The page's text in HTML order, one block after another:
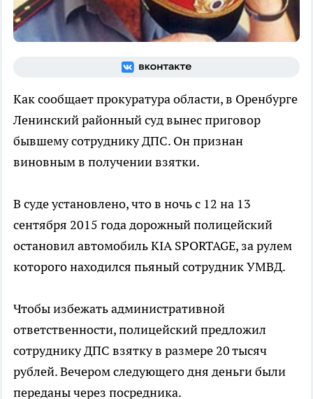
Как сообщает прокуратура области, в Оренбурге
Ленинский районный суд вынес приговор
бывшему сотруднику ДПС. Он признан
виновным в получении взятки.
В суде установлено, что в ночь с 12 на 13
сентября 2015 года дорожный полицейский
остановил автомобиль KIA SPORTAGE, за рулем
которого находился пьяный сотрудник УМВД.
Чтобы избежать административной
ответственности, полицейский предложил
сотруднику ДПС взятку в размере 20 тысяч
рублей. Вечером следующего дня деньги были
переданы через посредника.